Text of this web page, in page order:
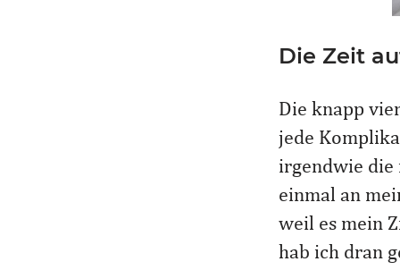
Die Zeit
Die knapp
jede
irgendwie die
einmal an
weil es mein
hab ich dran